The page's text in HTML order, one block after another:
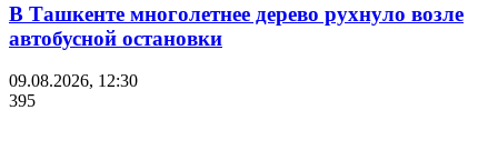
В Ташкенте многолетнее дерево рухнуло возле
автобусной остановки
09.08.2026, 12:30
395